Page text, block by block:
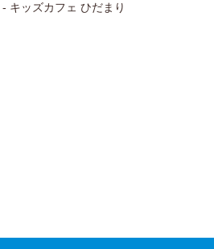
- キッズカフェ ひだまり